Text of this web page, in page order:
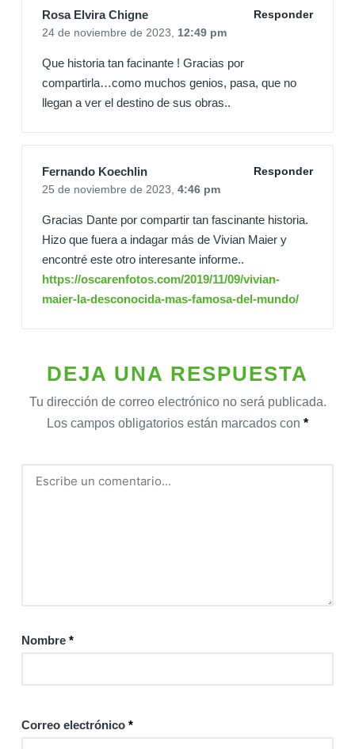
Rosa Elvira Chigne
Responder
24 de noviembre de 2023, 12:49 pm
Que historia tan facinante ! Gracias por
compartirla…como muchos genios, pasa, que no
llegan a ver el destino de sus obras..
Fernando Koechlin
Responder
25 de noviembre de 2023, 4:46 pm
Gracias Dante por compartir tan fascinante historia.
Hizo que fuera a indagar más de Vivian Maier y
encontré este otro interesante informe..
https://oscarenfotos.com/2019/11/09/vivian-
maier-la-desconocida-mas-famosa-del-mundo/
DEJA UNA RESPUESTA
Tu dirección de correo electrónico no será publicada.
Los campos obligatorios están marcados con *
Nombre *
Correo electrónico *